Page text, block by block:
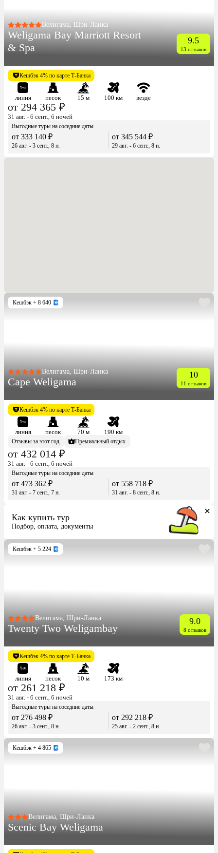
Велигама, Шри-Ланка
Weligama Bay Marriott Resort
& Spa
9.5
13 отзывов
Кешбэк 4% по карте Т-Банка
линия песок 15 м 100 км везде
от 294 365 ₽
31 авг. - 6 сент., 6 ночей
Выгодные туры на соседние даты
от 333 140 ₽
26 авг. - 3 сент., 8 н.
от 345 544 ₽
29 авг. - 6 сент., 8 н.
Кешбэк + 8 640
Велигама, Шри-Ланка
Cape Weligama
10
11 отзывов
Кешбэк 4% по карте Т-Банка
линия песок 70 м
190 км
Отзывы за этот год
Премиальный отдых
от 432 014 ₽
31 авг. - 6 сент., 6 ночей
Выгодные туры на соседние даты
от 473 362 ₽
31 авг. - 7 сент., 7 н.
от 558 718 ₽
31 авг. - 8 сент., 8 н.
Как купить тур
Подбор, оплата, документы
Кешбэк + 5 224
Велигама, Шри-Ланка
Twenty Two Weligambay
9.0
8 отзывов
Кешбэк 4% по карте Т-Банка
линия песок 10 м 173 км
от 261 218 ₽
31 авг. - 6 сент., 6 ночей
Выгодные туры на соседние даты
от 276 498 ₽
26 авг. - 3 сент., 8 н.
от 292 218 ₽
25 авг. - 2 сент., 8 н.
Кешбэк + 4 865
Велигама, Шри-Ланка
Scenic Bay Weligama